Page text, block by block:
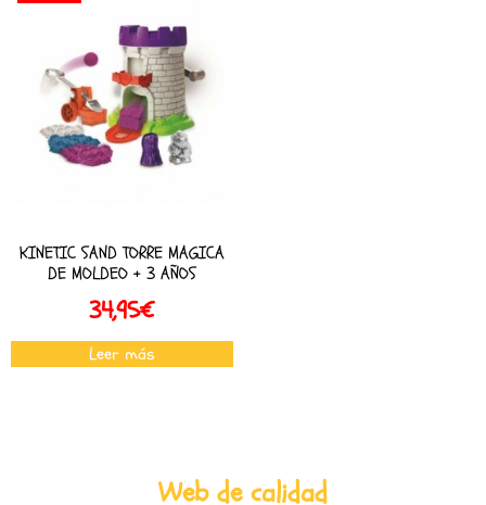
KINETIC SAND TORRE MAGICA
DE MOLDEO + 3 AÑOS
34,95€
Leer más
Web de calidad